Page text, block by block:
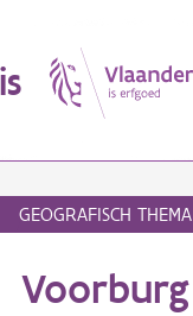
GEOGRAFISCH THEMA
Voorburg